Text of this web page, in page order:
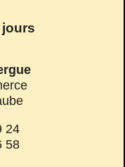
jours
24
58